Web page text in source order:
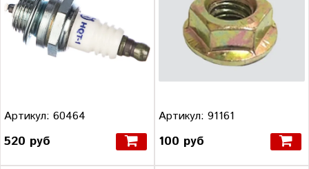
Артикул: 60464
520 руб
Артикул: 91161
100 руб